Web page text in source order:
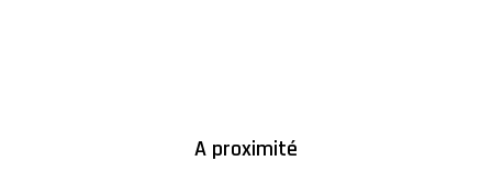
A proximité